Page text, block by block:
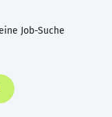
Job-Suche